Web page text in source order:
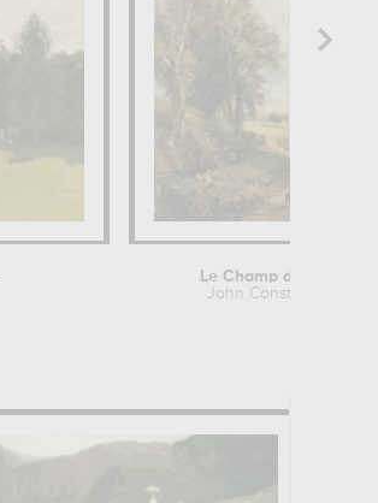
Le Champ de Blé
John Constable